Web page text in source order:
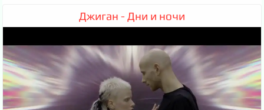
Джиган - Дни и ночи